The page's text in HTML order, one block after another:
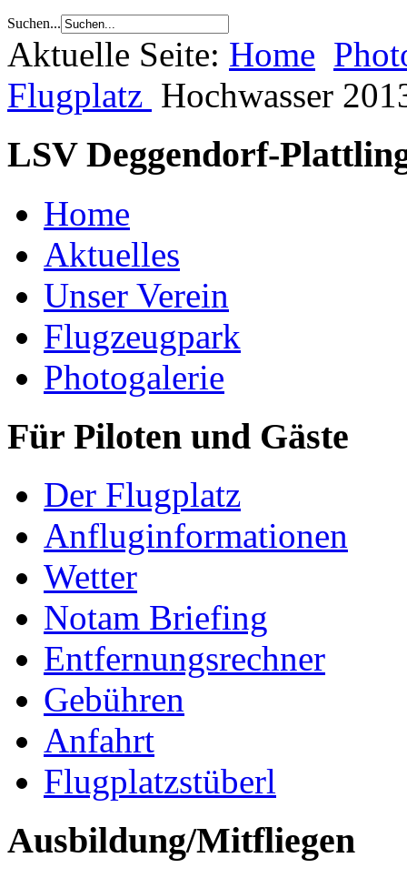
Suchen...
Aktuelle Seite: Home
Flugplatz Hochwasser
LSV Deggendorf-
Home
Aktuelles
Unser Verein
Flugzeugpark
Photogalerie
Für Piloten und Gäste
Der Flugplatz
Anfluginformationen
Wetter
Notam Briefing
Entfernungsrechner
Gebühren
Anfahrt
Flugplatzstüberl
Ausbildung/Mitfliegen